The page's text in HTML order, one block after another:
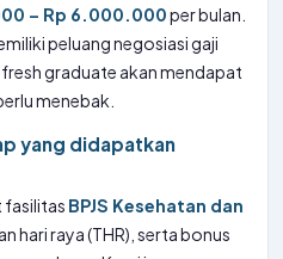
– Rp 6.000.000per bulan.
peluang negosiasi gaji
graduate akan mendapat
menebak.
yang didapatkan
fasilitas BPJS Kesehatan dan
hari raya (THR), serta bonus